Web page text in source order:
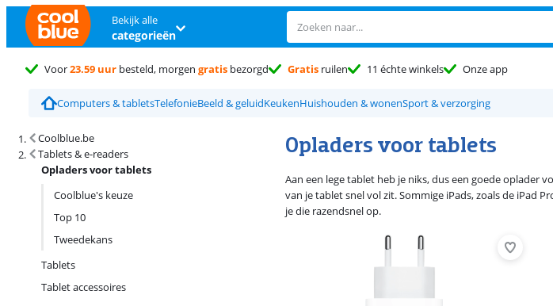
Bekijk alle
categorieën
Voor23.59 uur besteld, morgen gratis bezorgd Gratis ruilen 11 échte winkels Onze app
Computers & tabletsTelefonieBeeld & geluidKeukenHuishouden & wonenSport & verzorging
Coolblue.be
Tablets & e-readers
Opladers voor tablets
Coolblue's keuze
Top 10
Tweedekans
Tablets
Tablet accessoires
Opladers voor tablets
Zoekresultaten en sortering
Aan een lege tablet heb je niks, dus een goede oplader
van je tablet snel vol zit. Sommige iPads, zoals de iPad
je die razendsnel op.